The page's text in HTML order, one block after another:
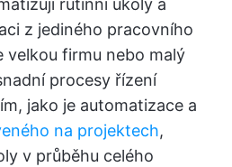
rutinní úkoly a
z jediného pracovního
velkou firmu nebo malý
procesy řízení
jako je automatizace a
na projektech,
v průběhu celého